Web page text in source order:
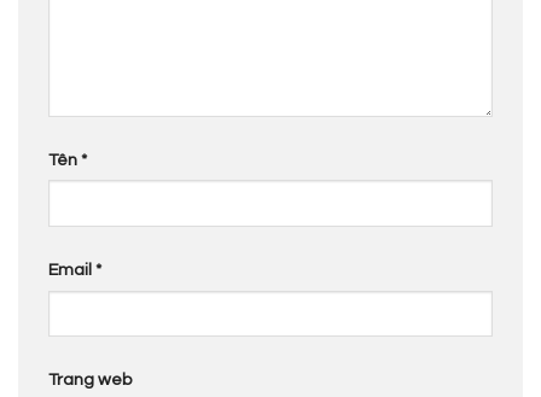
Tên *
Email *
Trang web